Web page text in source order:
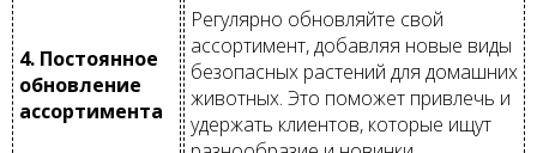
4. Постоянное
обновление
ассортимента
Регулярно обновляйте свой
ассортимент, добавляя новые виды
безопасных растений для домашних
животных. Это поможет привлечь и
удержать клиентов, которые ищут